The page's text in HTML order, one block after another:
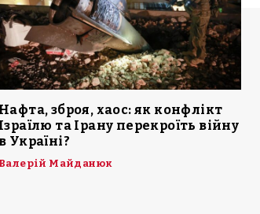
Нафта, зброя, хаос: як конфлікт
Ізраїлю та Ірану перекроїть війну
в Україні?
Валерій Майданюк